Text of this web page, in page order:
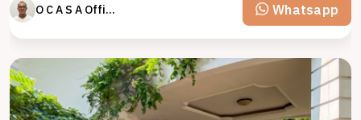
O C A S A Official property perfected Whatsapp